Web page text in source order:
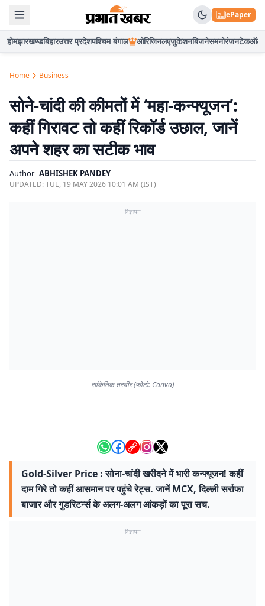
ePaper
होमझारखण्डबिहारउत्तर प्रदेशपश्चिम बंगाल ओरिजिनलएजुकेशनबिजनेसमनोरंजनटेकऑटो
Home Business
सोने-चांदी की कीमतों में ‘महा-कन्फ्यूजन’:
कहीं गिरावट तो कहीं रिकॉर्ड उछाल, जानें
अपने शहर का सटीक भाव
Author ABHISHEK PANDEY
UPDATED:TUE, 19 MAY 2026 10:01 AM (IST)
विज्ञापन
सांकेतिक तस्वीर (फोटो: Canva)
Gold-Silver Price : सोना-चांदी खरीदने में भारी कन्फ्यूजन! कहीं
दाम गिरे तो कहीं आसमान पर पहुंचे रेट्स. जानें MCX, दिल्ली सर्राफा
बाजार और गुडरिटर्न्स के अलग-अलग आंकड़ों का पूरा सच.
विज्ञापन